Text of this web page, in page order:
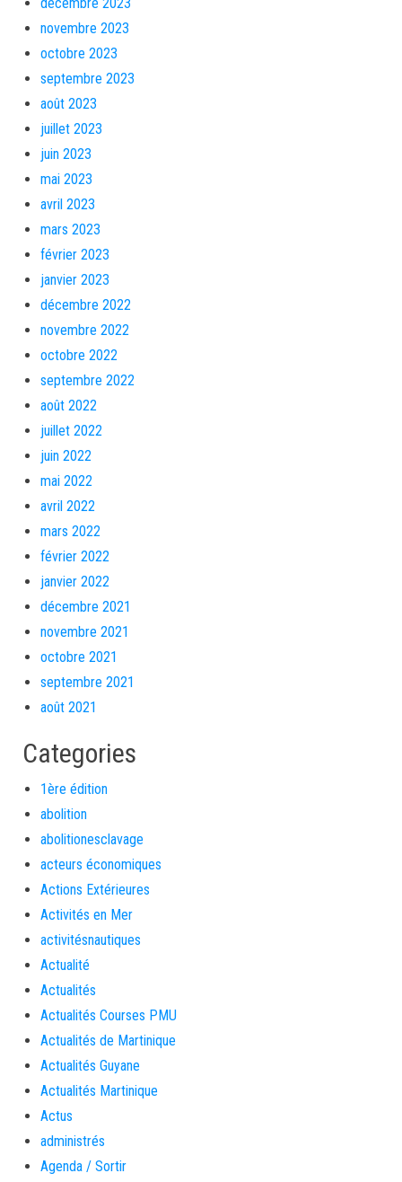
novembre 2023
octobre 2023
septembre 2023
août 2023
juillet 2023
juin 2023
mai 2023
avril 2023
mars 2023
février 2023
janvier 2023
décembre 2022
novembre 2022
octobre 2022
septembre 2022
août 2022
juillet 2022
juin 2022
mai 2022
avril 2022
mars 2022
février 2022
janvier 2022
décembre 2021
novembre 2021
octobre 2021
septembre 2021
août 2021
Categories
1ère édition
abolition
abolitionesclavage
acteurs économiques
Actions Extérieures
Activités en Mer
activitésnautiques
Actualité
Actualités
Actualités Courses PMU
Actualités de Martinique
Actualités Guyane
Actualités Martinique
Actus
administrés
Agenda / Sortir